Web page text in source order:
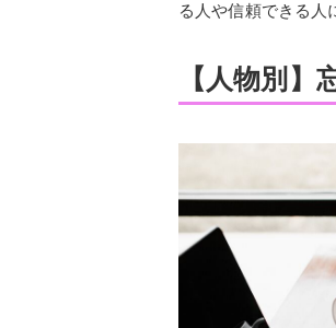
る人や信頼できる人
【人物別】